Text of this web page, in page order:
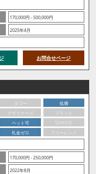
170,000円 - 500,000円
2025年4月
お問合せページ
タワー
低層
デザイナーズ
ブランド
ペット可
SOHO可
礼金ゼロ
フリーレント
170,000円 - 250,000円
2022年8月